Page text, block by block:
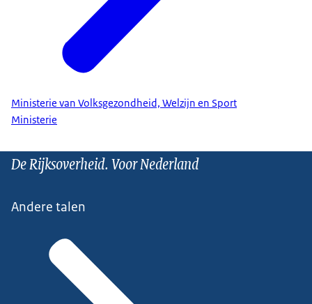
Ministerie van Volksgezondheid, Welzijn en Sport
Ministerie
De Rijksoverheid. Voor Nederland
Andere talen